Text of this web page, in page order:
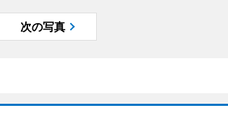
次の写真